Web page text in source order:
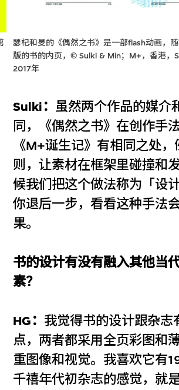
瑟杞和旻的《偶然之书》是一部flash动画，
版的书的内页，© Sulki & Min；M+，香港，
2017年
Sulki： 虽然两个作品的媒介
同，《偶然之书》在创作手
《M+诞生记》有相同之处
则，让素材在框架里碰撞
候我们把这个做法称为「设
你退后一步，看看这种手法
果。
书的设计有没有融入其他当
素？
HG： 我觉得书的设计跟杂志
点，两者都采用全页彩图和
重图像和视觉。我喜欢它有
千禧年代初杂志的感觉，就